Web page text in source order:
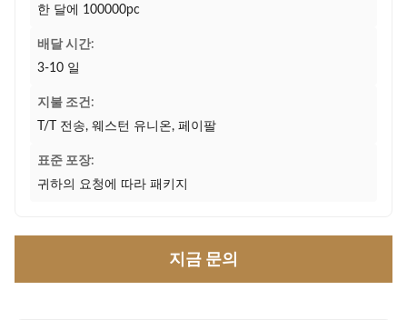
한 달에 100000pc
배달 시간:
3-10 일
지불 조건:
T/T 전송, 웨스턴 유니온, 페이팔
표준 포장:
귀하의 요청에 따라 패키지
지금 문의